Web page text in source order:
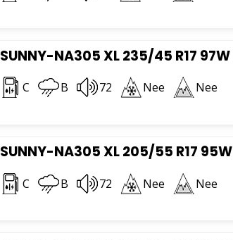
SUNNY-NA305 XL 235/45 R17 97W
C B 72 Nee Nee
SUNNY-NA305 XL 205/55 R17 95W
C B 72 Nee Nee